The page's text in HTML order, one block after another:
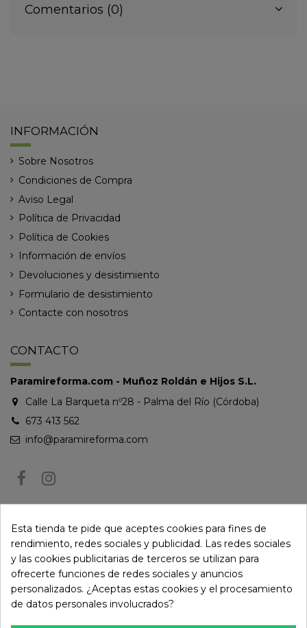
Comentarios (0)
INFORMACIÓN
Sobre Nosotros
Condiciones de Compra
Aviso Legal
Política de Privacidad
Política de Cookies
Información de envíos
Devoluciones y desistimiento
Formulario de desistimiento
Contacte con nosotros
CONTACTO
Paramireforma.com - Muñoz Roldán e Hijos S.L.
Calle La Barqueta nº28 - Palma del Río (Córdoba)
673 413 562
info@paramireforma.com
Puede darse de baja en cualquier momento. Para ello, consulte nuestra
información de contacto en el aviso legal.
Esta tienda te pide que aceptes cookies para fines de
rendimiento, redes sociales y publicidad. Las redes sociales
y las cookies publicitarias de terceros se utilizan para
ofrecerte funciones de redes sociales y anuncios
personalizados. ¿Aceptas estas cookies y el procesamiento
de datos personales involucrados?